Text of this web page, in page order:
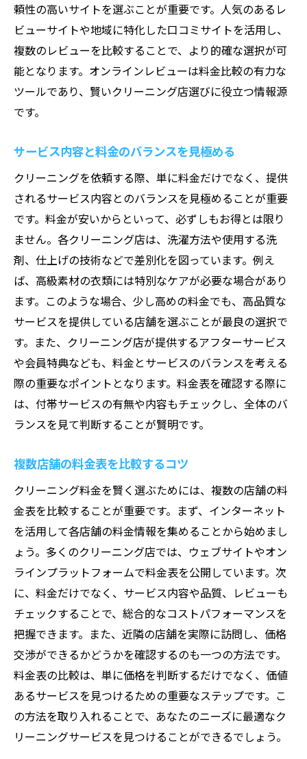
頼性の高いサイトを選ぶことが重要です。人気のあるレ
ビューサイトや地域に特化した口コミサイトを活用し、
複数のレビューを比較することで、より的確な選択が可
能となります。オンラインレビューは料金比較の有力な
ツールであり、賢いクリーニング店選びに役立つ情報源
です。
サービス内容と料金のバランスを見極める
クリーニングを依頼する際、単に料金だけでなく、提供
されるサービス内容とのバランスを見極めることが重要
です。料金が安いからといって、必ずしもお得とは限り
ません。各クリーニング店は、洗濯方法や使用する洗
剤、仕上げの技術などで差別化を図っています。例え
ば、高級素材の衣類には特別なケアが必要な場合があり
ます。このような場合、少し高めの料金でも、高品質な
サービスを提供している店舗を選ぶことが最良の選択で
す。また、クリーニング店が提供するアフターサービス
や会員特典なども、料金とサービスのバランスを考える
際の重要なポイントとなります。料金表を確認する際に
は、付帯サービスの有無や内容もチェックし、全体のバ
ランスを見て判断することが賢明です。
複数店舗の料金表を比較するコツ
クリーニング料金を賢く選ぶためには、複数の店舗の料
金表を比較することが重要です。まず、インターネット
を活用して各店舗の料金情報を集めることから始めまし
ょう。多くのクリーニング店では、ウェブサイトやオン
ラインプラットフォームで料金表を公開しています。次
に、料金だけでなく、サービス内容や品質、レビューも
チェックすることで、総合的なコストパフォーマンスを
把握できます。また、近隣の店舗を実際に訪問し、価格
交渉ができるかどうかを確認するのも一つの方法です。
料金表の比較は、単に価格を判断するだけでなく、価値
あるサービスを見つけるための重要なステップです。こ
の方法を取り入れることで、あなたのニーズに最適なク
リーニングサービスを見つけることができるでしょう。